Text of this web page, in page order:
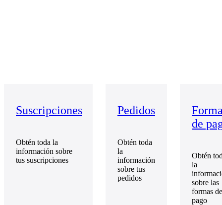
Suscripciones
Obtén toda la
información sobre
tus suscripciones
Pedidos
Obtén toda
la
información
sobre tus
pedidos
de
Obtén
la
sobre las
formas de
pago